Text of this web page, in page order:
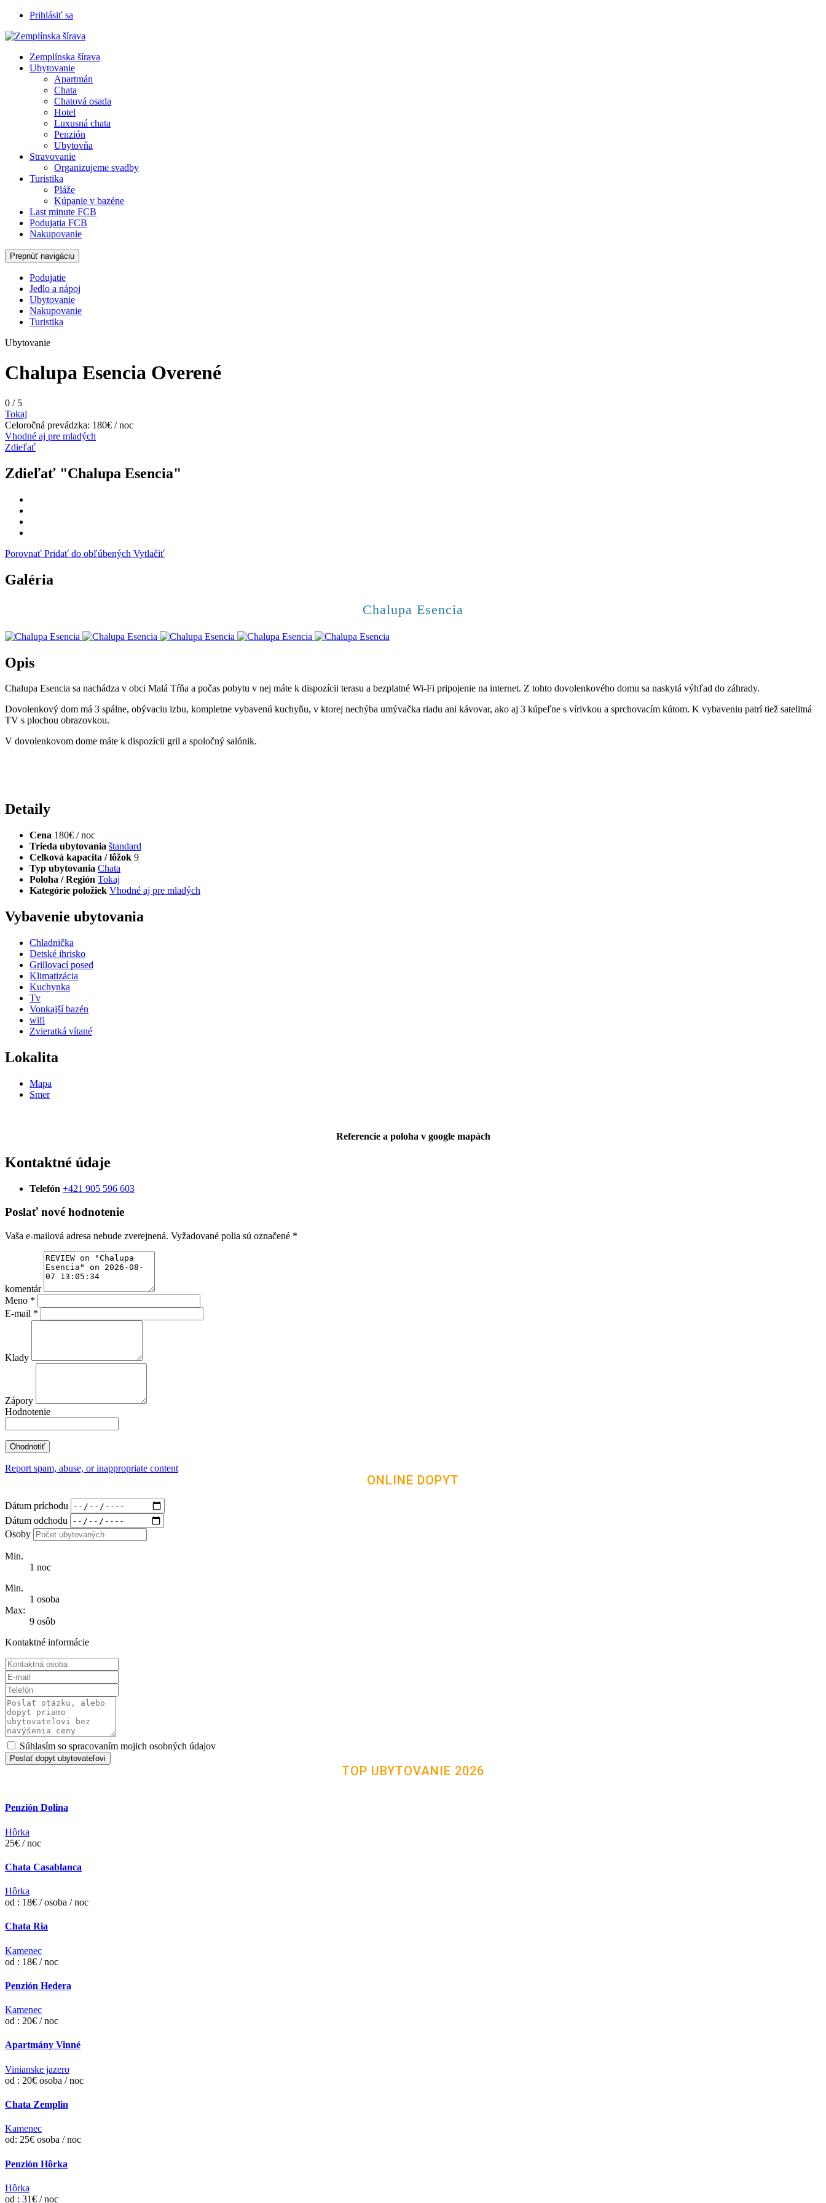
Prihlásiť sa
Zemplínska šírava
Ubytovanie
Apartmán
Chata
Chatová osada
Hotel
Luxusná chata
Penzión
Ubytovňa
Stravovanie
Organizujeme svadby
Turistika
Pláže
Kúpanie v bazéne
Last minute FCB
Podujatia FCB
Nakupovanie
Prepnúť navigáciu
Podujatie
Jedlo a nápoj
Ubytovanie
Nakupovanie
Turistika
Ubytovanie
Chalupa Esencia Overené
0 /5
Tokaj
Celoročná prevádzka: 180€ / noc
Vhodné aj pre mladých
Zdieľať
Zdieľať "Chalupa Esencia"
Porovnať Pridať do obľúbených Vytlačiť
Galéria
Chalupa Esencia
Opis
Chalupa Esencia sa nachádza v obci Malá Tŕňa a počas pobytu v nej máte k dispozícii terasu a bezplatné Wi-Fi pripojenie na internet. Z tohto dovolenkového domu sa naskytá výhľad do záhrady.
Dovolenkový dom má 3 spálne, obývaciu izbu, kompletne vybavenú kuchyňu, v ktorej nechýba umývačka riadu ani kávovar, ako aj 3 kúpeľne s vírivkou a sprchovacím kútom. K vybaveniu patrí tiež satelitná
TV s plochou obrazovkou.
V dovolenkovom dome máte k dispozícii gril a spoločný salónik.
Detaily
Cena 180€ / noc
Trieda ubytovania štandard
Celková kapacita / lôžok 9
Typ ubytovania Chata
Poloha / Región Tokaj
Kategórie položiek Vhodné aj pre mladých
Vybavenie ubytovania
Chladnička
Detské ihrisko
Grillovací posed
Klimatizácia
Kuchynka
Tv
Vonkajší bazén
wifi
Zvieratká vítané
Lokalita
Mapa
Smer
Referencie a poloha v google mapách
Kontaktné údaje
Telefón +421 905 596 603
Poslať nové hodnotenie
Vaša e-mailová adresa nebude zverejnená. Vyžadované polia sú označené *
komentár
Meno *
E-mail *
Klady
Zápory
Hodnotenie
Report spam, abuse, or inappropriate content
ONLINE DOPYT
Dátum príchodu
Dátum odchodu
Osoby
Min.
1 noc
Min.
1 osoba
Max:
9 osôb
Kontaktné informácie
Súhlasím so spracovaním mojich osobných údajov
Poslať dopyt ubytovateľovi
TOP UBYTOVANIE 2026
Penzión Dolina
Hôrka
25€ / noc
Chata Casablanca
Hôrka
od : 18€ / osoba / noc
Chata Ria
Kamenec
od : 18€ / noc
Penzión Hedera
Kamenec
od : 20€ / noc
Apartmány Vinné
Vinianske jazero
od : 20€ osoba / noc
Chata Zemplin
Kamenec
od: 25€ osoba / noc
Penzión Hôrka
Hôrka
od : 31€ / noc